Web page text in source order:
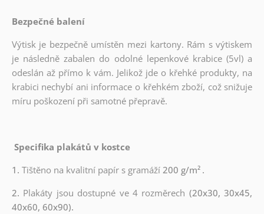
Bezpečné balení
Výtisk je bezpečně umístěn mezi kartony. Rám s výtiskem
je následně zabalen do odolné lepenkové krabice (5vl) a
odeslán až přímo k vám. Jelikož jde o křehké produkty, na
krabici nechybí ani informace o křehkém zboží, což snižuje
míru poškození při samotné přepravě.
Specifika plakátů v kostce
1. Tištěno na kvalitní papír s gramáží200 g/m² .
2. Plakáty jsou dostupné ve 4 rozměrech (20x30, 30x45,
40x60, 60x90).